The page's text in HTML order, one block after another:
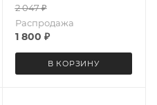
2 047₽
Распродажа
1 800 ₽
В КОРЗИНУ